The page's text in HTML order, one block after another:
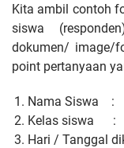
Kita ambil contoh
siswa
dokumen/ image/
point pertanyaan
Nama Siswa :
Kelas siswa :
Hari / Tanggal